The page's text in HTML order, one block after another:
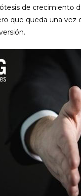
de crecimiento
que queda una vez